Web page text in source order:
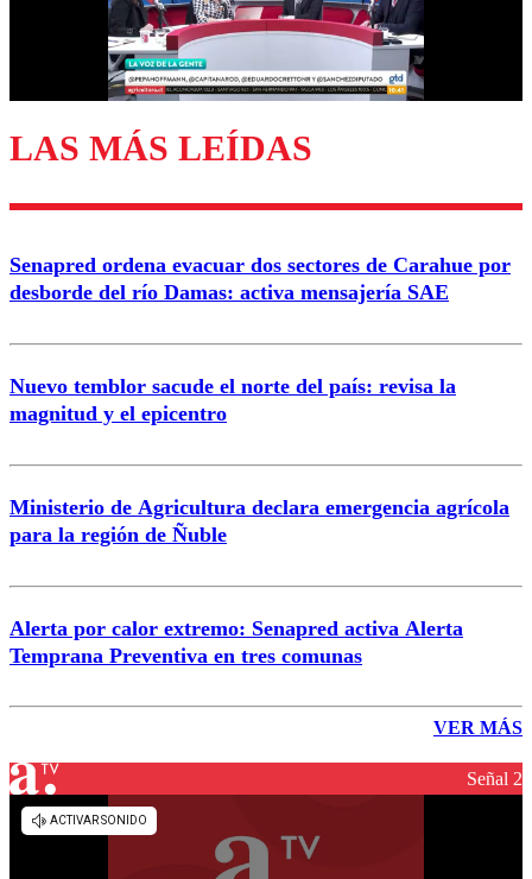
Enviar comentario
LAS MÁS LEÍDAS
Senapred ordena evacuar dos sectores de Carahue por
desborde del río Damas: activa mensajería SAE
Nuevo temblor sacude el norte del país: revisa la
magnitud y el epicentro
Ministerio de Agricultura declara emergencia agrícola
para la región de Ñuble
Alerta por calor extremo: Senapred activa Alerta
Temprana Preventiva en tres comunas
VER MÁS
Señal 2